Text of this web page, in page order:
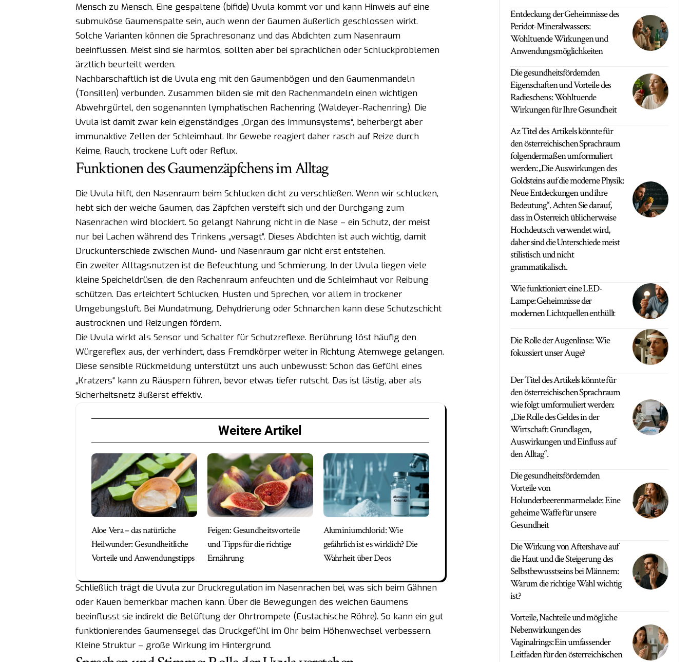
Mensch zu Mensch. Eine gespaltene (bifide) Uvula kommt vor und kann Hinweis auf eine
submuköse Gaumenspalte sein, auch wenn der Gaumen äußerlich geschlossen wirkt.
Solche Varianten können die Sprachresonanz und das Abdichten zum Nasenraum
beeinflussen. Meist sind sie harmlos, sollten aber bei sprachlichen oder Schluckproblemen
ärztlich beurteilt werden.
Nachbarschaftlich ist die Uvula eng mit den Gaumenbögen und den Gaumenmandeln
(Tonsillen) verbunden. Zusammen bilden sie mit den Rachenmandeln einen wichtigen
Abwehrgürtel, den sogenannten lymphatischen Rachenring (Waldeyer-Rachenring). Die
Uvula ist damit zwar kein eigenständiges „Organ des Immunsystems“, beherbergt aber
immunaktive Zellen der Schleimhaut. Ihr Gewebe reagiert daher rasch auf Reize durch
Keime, Rauch, trockene Luft oder Reflux.
Funktionen des Gaumenzäpfchens im Alltag
Die Uvula hilft, den Nasenraum beim Schlucken dicht zu verschließen. Wenn wir schlucken,
hebt sich der weiche Gaumen, das Zäpfchen versteift sich und der Durchgang zum
Nasenrachen wird blockiert. So gelangt Nahrung nicht in die Nase – ein Schutz, der meist
nur bei Lachen während des Trinkens „versagt“. Dieses Abdichten ist auch wichtig, damit
Druckunterschiede zwischen Mund- und Nasenraum gar nicht erst entstehen.
Ein zweiter Alltagsnutzen ist die Befeuchtung und Schmierung. In der Uvula liegen viele
kleine Speicheldrüsen, die den Rachenraum anfeuchten und die Schleimhaut vor Reibung
schützen. Das erleichtert Schlucken, Husten und Sprechen, vor allem in trockener
Umgebungsluft. Bei Mundatmung, Dehydrierung oder Schnarchen kann diese Schutzschicht
austrocknen und Reizungen fördern.
Die Uvula wirkt als Sensor und Schalter für Schutzreflexe. Berührung löst häufig den
Würgereflex aus, der verhindert, dass Fremdkörper weiter in Richtung Atemwege gelangen.
Diese sensible Rückmeldung unterstützt uns auch unbewusst: Schon das Gefühl eines
„Kratzers“ kann zu Räuspern führen, bevor etwas tiefer rutscht. Das ist lästig, aber als
Sicherheitsnetz äußerst effektiv.
Weitere Artikel
Aloe Vera – das natürliche
Heilwunder: Gesundheitliche
Vorteile und Anwendungstipps
Feigen: Gesundheitsvorteile
und Tipps für die richtige
Ernährung
Aluminiumchlorid: Wie
gefährlich ist es wirklich? Die
Wahrheit über Deos
Schließlich trägt die Uvula zur Druckregulation im Nasenrachen bei, was sich beim Gähnen
oder Kauen bemerkbar machen kann. Über die Bewegungen des weichen Gaumens
beeinflusst sie indirekt die Belüftung der Ohrtrompete (Eustachische Röhre). So kann ein gut
funktionierendes Gaumensegel das Druckgefühl im Ohr beim Höhenwechsel verbessern.
Kleine Struktur – große Wirkung im Hintergrund.
Entdeckung der Geheimnisse des
Peridot-Mineralwassers:
Wohltuende Wirkungen und
Anwendungsmöglichkeiten
Die gesundheitsfördernden
Eigenschaften und Vorteile des
Radieschens: Wohltuende
Wirkungen für Ihre Gesundheit
Az Titel des Artikels könnte für
den österreichischen Sprachraum
folgendermaßen umformuliert
werden: „Die Auswirkungen des
Goldsteins auf die moderne Physik:
Neue Entdeckungen und ihre
Bedeutung“. Achten Sie darauf,
dass in Österreich üblicherweise
Hochdeutsch verwendet wird,
daher sind die Unterschiede meist
stilistisch und nicht
grammatikalisch.
Wie funktioniert eine LED-
Lampe: Geheimnisse der
modernen Lichtquellen enthüllt
Die Rolle der Augenlinse: Wie
fokussiert unser Auge?
Der Titel des Artikels könnte für
den österreichischen Sprachraum
wie folgt umformuliert werden:
„Die Rolle des Geldes in der
Wirtschaft: Grundlagen,
Auswirkungen und Einfluss auf
den Alltag“.
Die gesundheitsfördernden
Vorteile von
Holunderbeerenmarmelade: Eine
geheime Waffe für unsere
Gesundheit
Die Wirkung von Aftershave auf
die Haut und die Steigerung des
Selbstbewusstseins bei Männern:
Warum die richtige Wahl wichtig
ist?
Vorteile, Nachteile und mögliche
Nebenwirkungen des
Vaginalrings: Ein umfassender
Leitfaden für den österreichischen